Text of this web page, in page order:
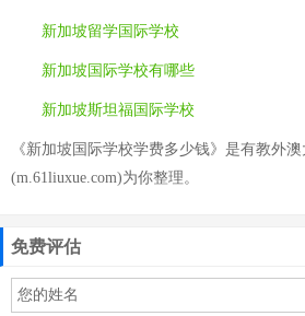
新加坡留学国际学校
新加坡国际学校有哪些
新加坡斯坦福国际学校
《新加坡国际学校学费多少钱》是有教外
(m.61liuxue.com)为你整理。
免费评估